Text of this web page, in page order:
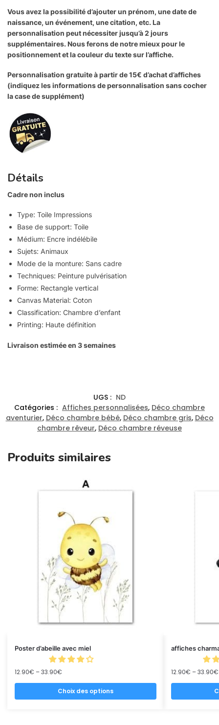
Vous avez la possibilité d’ajouter un prénom, une date de
naissance, un événement, une citation, etc. La
personnalisation peut nécessiter jusqu’à 2 jours
supplémentaires. Nous ferons de notre mieux pour le
positionnement et la couleur du texte sur l’affiche.
Personnalisation gratuite à partir de 15€ d’achat d’affiches
(indiquez les informations de personnalisation sans cocher
la case de supplément)
Détails
Cadre non inclus
Type: Toile Impressions
Base de support: Toile
Médium: Encre indélébile
Sujets: Animaux
Mode de la monture: Sans cadre
Techniques: Peinture pulvérisation
Forme: Rectangle vertical
Canvas Material: Coton
Classification: Chambre d’enfant
Printing: Haute définition
Livraison estimée en 3 semaines
UGS : ND
Catégories : Affiches personnalisées, Déco chambre
aventurier, Déco chambre bébé, Déco chambre gris, Déco
chambre rêveur, Déco chambre réveuse
Produits similaires
Poster d’abeille avec miel
12.90€ –33.90€
Choix des options
affiches
12.90€ –33.90€